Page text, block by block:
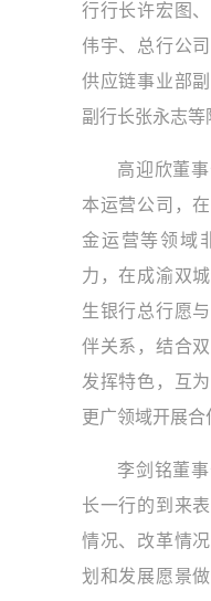
行行长许宏图
伟宇、总行公
供应链事业部
副行长张永志等
高迎欣董
本运营公司，
金运营等领域
力，在成渝双
生银行总行愿
伴关系，结合
发挥特色，互
更广领域开展合
李剑铭董
长一行的到来
情况、改革情
划和发展愿景